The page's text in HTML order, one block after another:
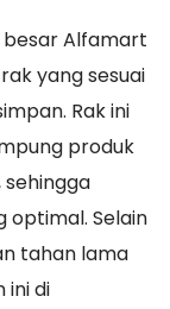
besar Alfamart
yang sesuai
Rak ini
produk
optimal. Selain
tahan lama
ini di